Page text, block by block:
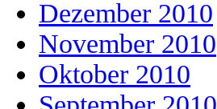
Dezember 2010
November 2010
Oktober 2010